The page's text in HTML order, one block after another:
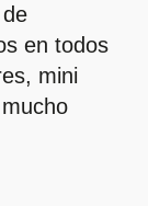
en todos
mini